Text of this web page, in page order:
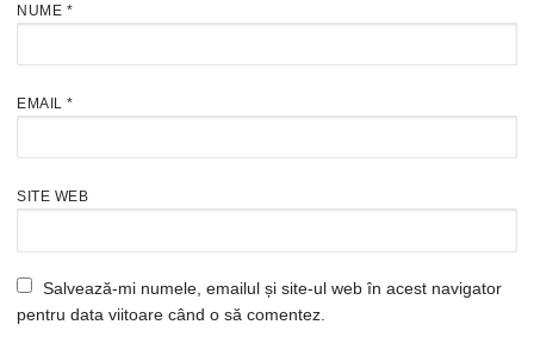
NUME *
EMAIL *
SITE WEB
Salvează-mi numele, emailul și site-ul web în acest navigator
pentru data viitoare când o să comentez.